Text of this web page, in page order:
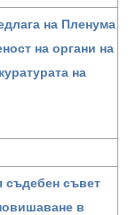
на Пленума
на органи на
на
съдебен съвет
в